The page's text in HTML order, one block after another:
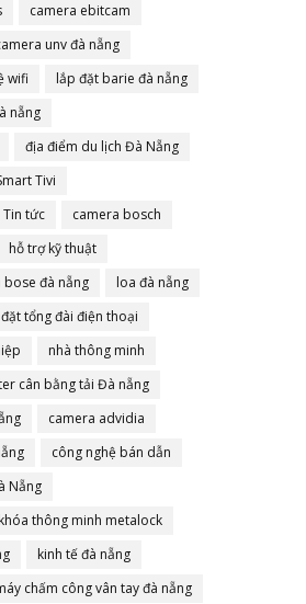
camera ebitcam
unv đà nẵng
wifi
lắp đặt barie đà nẵng
nẵng
địa điểm du lịch Đà Nẵng
Tivi
Tin tức
camera bosch
hỗ trợ kỹ thuật
bose đà nẵng
loa đà nẵng
tổng đài điện thoại
nhà thông minh
cân bằng tải Đà nẵng
camera advidia
công nghệ bán dẫn
Nẵng
khóa thông minh metalock
kinh tế đà nẵng
chấm công vân tay đà nẵng